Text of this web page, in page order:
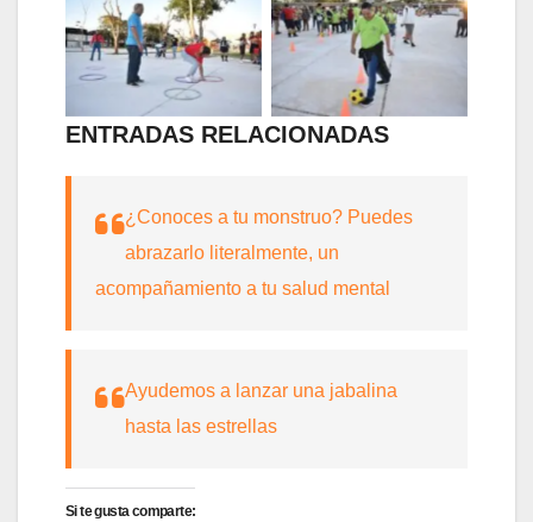
Sin leyenda Sin leyenda
ENTRADAS RELACIONADAS
¿Conoces a tu monstruo? Puedes
abrazarlo literalmente, un
acompañamiento a tu salud mental
Ayudemos a lanzar una jabalina
hasta las estrellas
Si te gusta comparte: